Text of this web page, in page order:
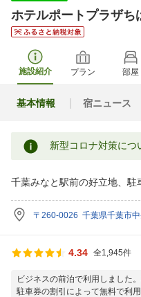
ホテルポートプラザち
施設紹介 プラン 部屋
基本情報 宿ニュース
新型コロナ対策につ
千葉みなと駅前の好立地、駐
〒260-0026 千葉県千葉市
4.34 全1,945件
ビジネスの前泊で利用しました
駐車券の割引によって無料で利